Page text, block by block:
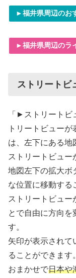
►福井県周辺のお
►福井県周辺のラ
ストリートビ
「►ストリートビ
トリートビュー
は、左下にある地
ストリートビュー
地図左下の拡大ボ
な位置に移動する
ストリートビュー
とで自由に方向を
す。
矢印が表示されて
ることができます。
おまかせで日本や